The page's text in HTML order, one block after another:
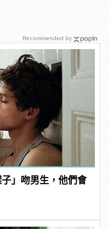
」吻男生，他們會
Recommended by